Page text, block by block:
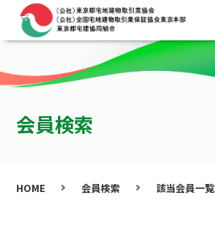
会員検索
HOME 会員検索 該当会員一覧